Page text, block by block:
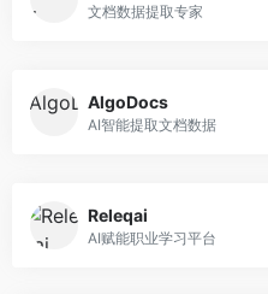
文档数据提取专家
AlgoDocs
AI智能提取文档数据
Releqai
AI赋能职业学习平台